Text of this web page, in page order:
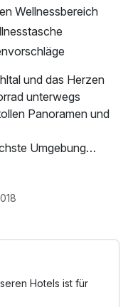
Wellnessbereich
und das Herzen
unterwegs
Panoramen und
Umgebung
ob Profi oder
festlegen!
Saunatuch,
Hotels ist für